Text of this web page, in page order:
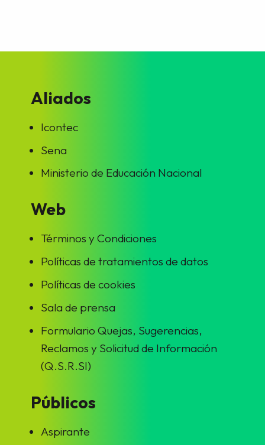
Aliados
Icontec
Sena
Ministerio de Educación Nacional
Web
Términos y Condiciones
Políticas de tratamientos de datos
Políticas de cookies
Sala de prensa
Formulario Quejas, Sugerencias,
Reclamos y Solicitud de Información
(Q.S.R.SI)
Públicos
Aspirante